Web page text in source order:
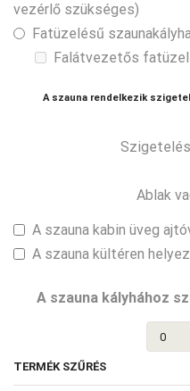
vezérlő szükséges)
Fatüzelésű
Falátvezetős
A szauna rendelkezik
Ablak
A szauna kabin üveg
A szauna kültéren
A szauna kályhához
TERMÉK SZŰRÉS